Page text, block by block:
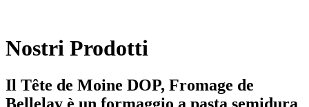
Nostri Prodotti
Il Tête de Moine DOP, Fromage de